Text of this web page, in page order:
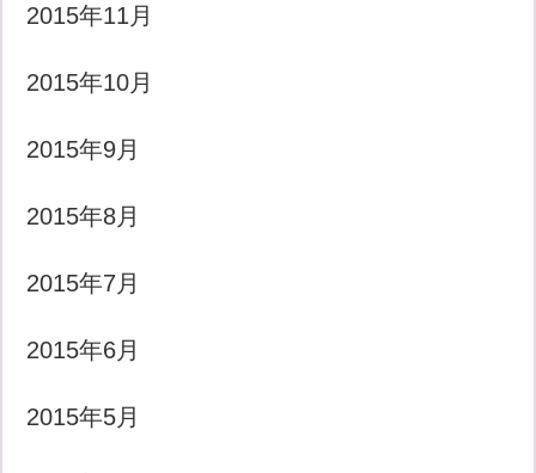
2015年11月
2015年10月
2015年9月
2015年8月
2015年7月
2015年6月
2015年5月